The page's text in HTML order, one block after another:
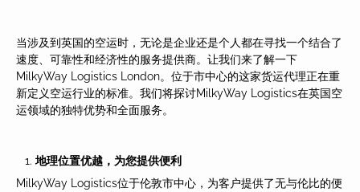
当涉及到英国的空运时，无论是企业还是个人都在寻找一个结合了
速度、可靠性和经济性的服务提供商。让我们来了解一下
MilkyWay Logistics London。位于市中心的这家货运代理正在重
新定义空运行业的标准。我们将探讨MilkyWay Logistics在英国空
运领域的独特优势和全面服务。
地理位置优越，为您提供便利
MilkyWay Logistics位于伦敦市中心，为客户提供了无与伦比的便